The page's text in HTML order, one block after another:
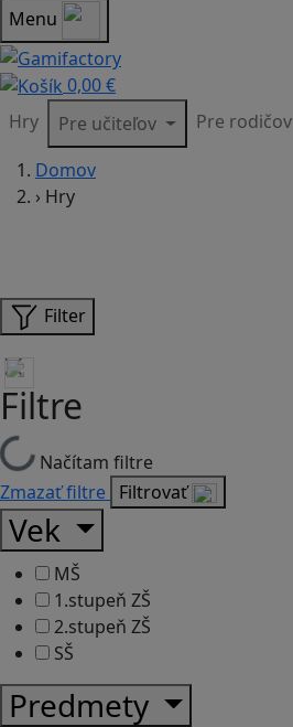
Menu
0,00 €
Hry
Pre učiteľov Pre rodičov
Domov
› Hry
Filter
Filtre
Načítam filtre
Zmazať filtre Filtrovať
Vek
MŠ
1.stupeň ZŠ
2.stupeň ZŠ
SŠ
Predmety